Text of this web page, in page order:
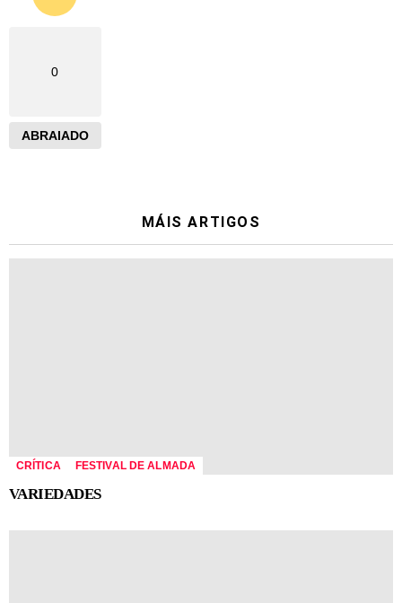
0
ABRAIADO
MÁIS ARTIGOS
CRÍTICA FESTIVAL DE ALMADA
VARIEDADES